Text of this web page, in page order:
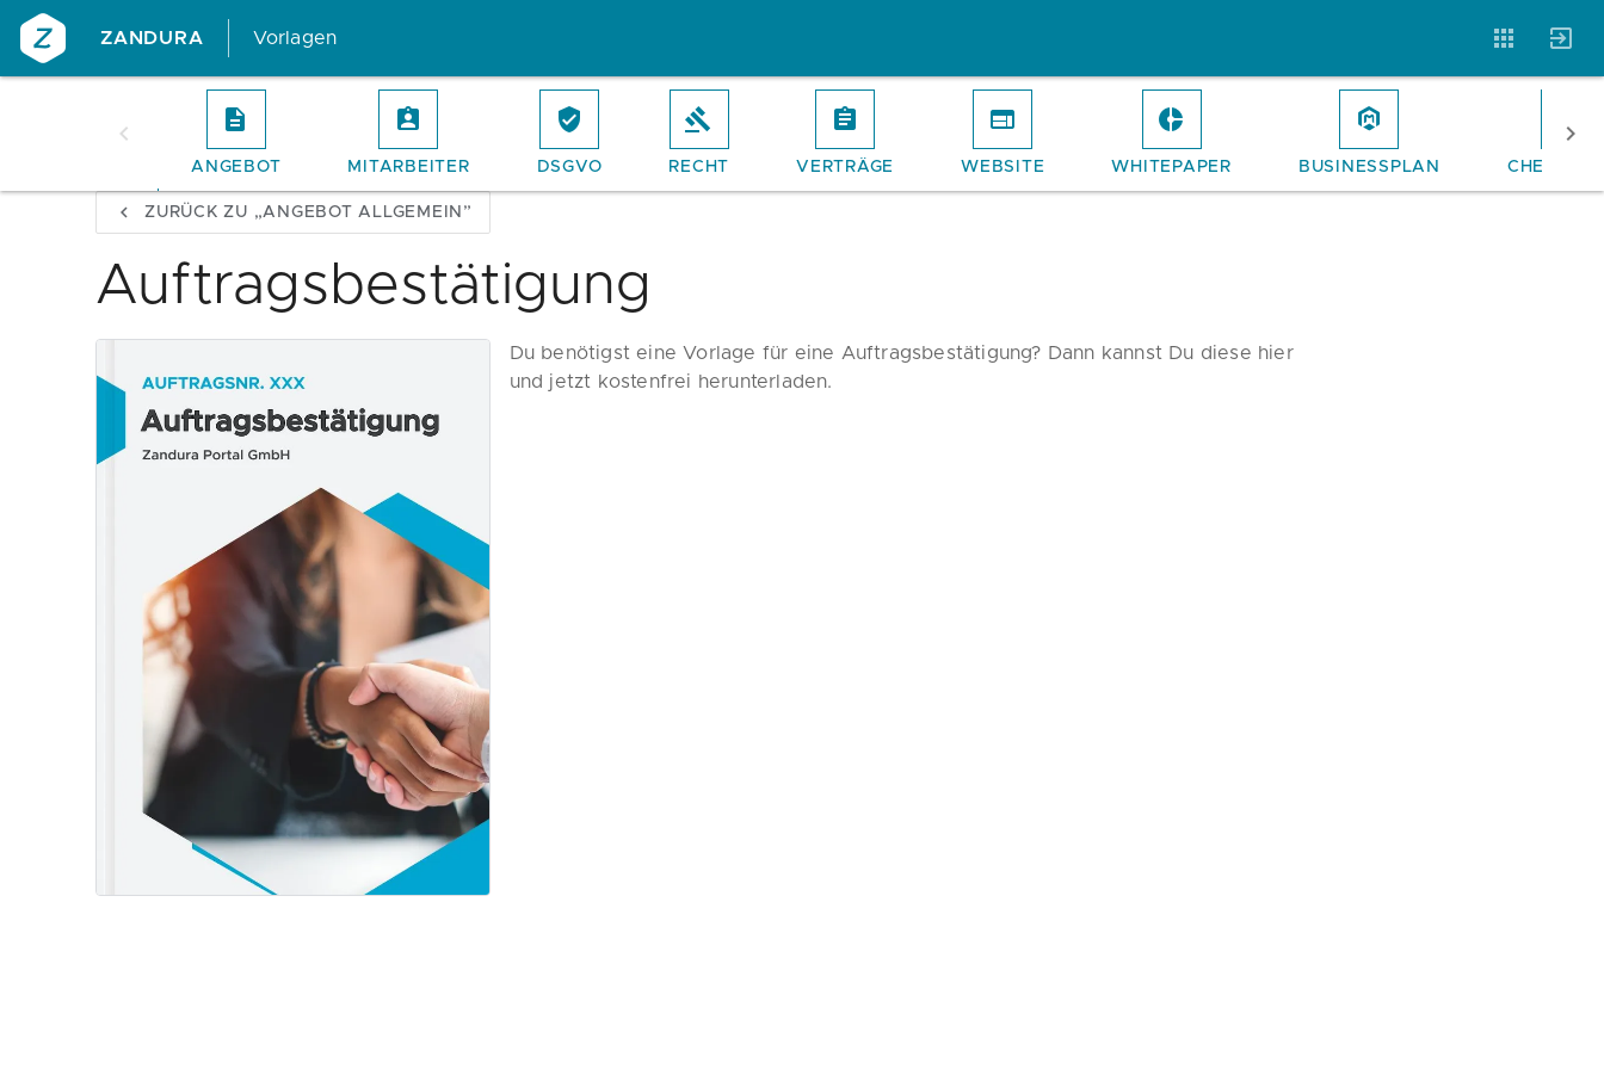
ZANDURA Vorlagen
Vorlagen Neukunden Unternehmen
ANGEBOT MITARBEITER DSGVO RECHT VERTRÄGE WEBSITE WHITEPAPER BUSINESSPLAN
ZURÜCK ZU „ANGEBOT ALLGEMEIN”
Auftragsbestätigung
Du benötigst eine Vorlage für eine Auftragsbestätigung? Dann kannst Du diese hier
und jetzt kostenfrei herunterladen.